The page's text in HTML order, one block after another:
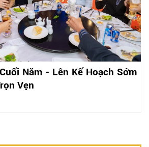
Năm - Lên Kế Hoạch Sớm
Vẹn